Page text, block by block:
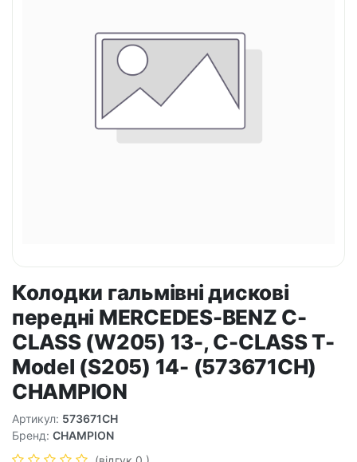
Колодки гальмівні дискові
передні MERCEDES-BENZ C-
CLASS (W205) 13-, C-CLASS T-
Model (S205) 14- (573671CH)
CHAMPION
Артикул: 573671CH
Бренд: CHAMPION